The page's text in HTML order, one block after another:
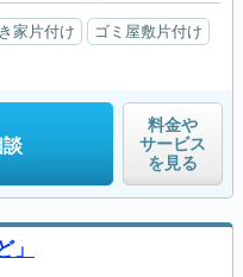
家片付け
ゴミ屋敷片付け
談
料金や
サービス
を見る
」